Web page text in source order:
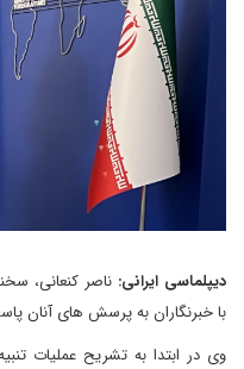
دیپلماسی ایرانی: ناصر کنعانی،
با خبرنگاران به پرسش های آنان
وی در ابتدا به تشریح عملیات